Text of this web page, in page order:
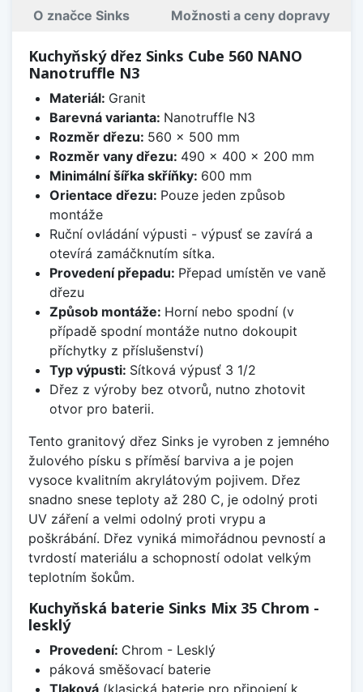
O značce Sinks Možnosti a ceny dopravy
Kuchyňský dřez Sinks Cube 560 NANO
Nanotruffle N3
Materiál: Granit
Barevná varianta: Nanotruffle N3
Rozměr dřezu: 560 x 500 mm
Rozměr vany dřezu: 490 x 400 x 200 mm
Minimální šířka skříňky: 600 mm
Orientace dřezu: Pouze jeden způsob
montáže
Ruční ovládání výpusti - výpusť se zavírá a
otevírá zamáčknutím sítka.
Provedení přepadu: Přepad umístěn ve vaně
dřezu
Způsob montáže: Horní nebo spodní (v
případě spodní montáže nutno dokoupit
příchytky z příslušenství)
Typ výpusti: Sítková výpusť 3 1/2
Dřez z výroby bez otvorů, nutno zhotovit
otvor pro baterii.
Tento granitový dřez Sinks je vyroben z jemného
žulového písku s příměsí barviva a je pojen
vysoce kvalitním akrylátovým pojivem. Dřez
snadno snese teploty až 280 C, je odolný proti
UV záření a velmi odolný proti vrypu a
poškrábání. Dřez vyniká mimořádnou pevností a
tvrdostí materiálu a schopností odolat velkým
teplotním šokům.
Kuchyňská baterie Sinks Mix 35 Chrom -
lesklý
Provedení: Chrom - Lesklý
páková směšovací baterie
Tlaková(klasická baterie pro připojení k